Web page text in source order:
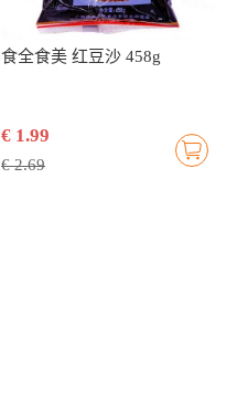
食全食美 红豆沙 458g
€ 1.99
€ 2.69